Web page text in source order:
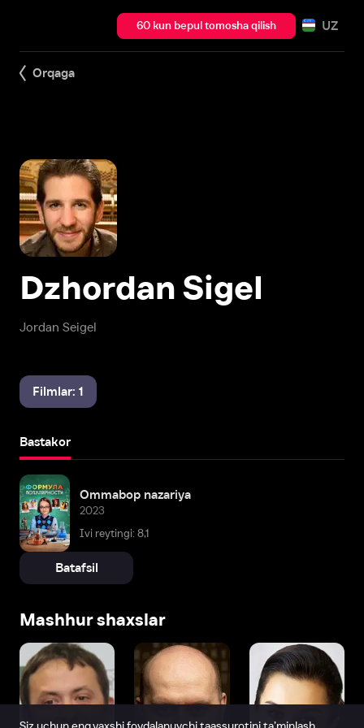
60 kun bepul tomosha qilish UZ
Orqaga
Jordan Seigel
Dzhordan Sigel
Filmlar: 1
Bastakor
Ommabop nazariya
2023
Ivi reytingi: 8,1
Batafsil
Mashhur shaxslar